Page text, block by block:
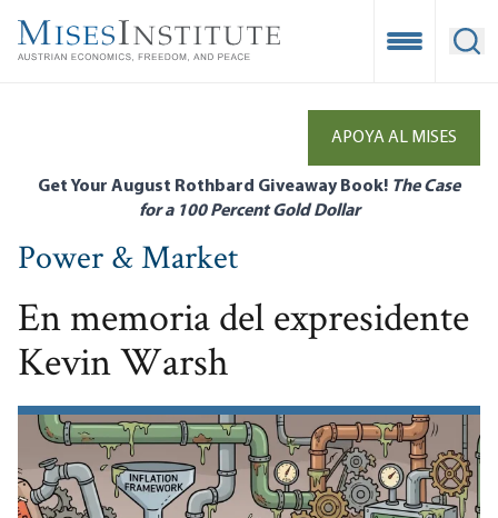
main
Open
APOYA AL MISES
Get Your August Rothbard Giveaway Book! The Case
for a 100 Percent Gold Dollar
Power & Market
En memoria del expresidente
Kevin Warsh